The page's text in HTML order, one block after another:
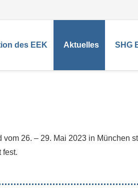
des EEK Aktuelles SHG
26. – 29. Mai 2023 in München
fest.